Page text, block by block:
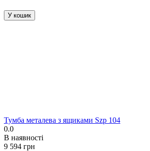
У кошик
Тумба металева з ящиками Szp 104
0.0
В наявності
‍9 594‍ грн